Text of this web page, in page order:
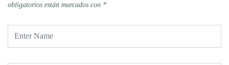
obligatorios están marcados con *